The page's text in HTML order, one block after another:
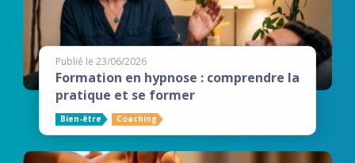
Publié le 23/06/2026
Formation en hypnose : comprendre la
pratique et se former
Bien-être Coaching